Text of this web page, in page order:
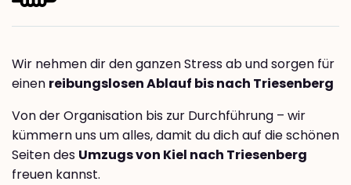
Wir nehmen dir den ganzen Stress ab und sorgen für
einen reibungslosen Ablauf bis nach Triesenberg
Von der Organisation bis zur Durchführung – wir
kümmern uns um alles, damit du dich auf die schönen
Seiten des Umzugs von Kiel nach Triesenberg
freuen kannst.